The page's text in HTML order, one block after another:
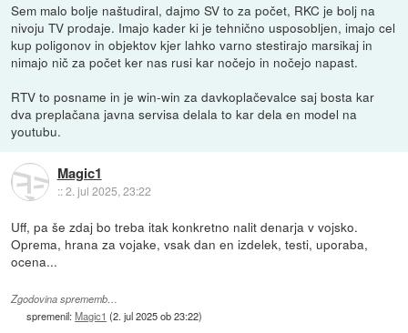
Sem malo bolje naštudiral, dajmo SV to za počet, RKC je bolj na
nivoju TV prodaje. Imajo kader ki je tehnično usposobljen, imajo cel
kup poligonov in objektov kjer lahko varno stestirajo marsikaj in
nimajo nič za počet ker nas rusi kar nočejo in nočejo napast.
RTV to posname in je win-win za davkoplačevalce saj bosta kar
dva preplačana javna servisa delala to kar dela en model na
youtubu.
Magic1
::2. jul 2025, 23:22
Uff, pa še zdaj bo treba itak konkretno nalit denarja v vojsko.
Oprema, hrana za vojake, vsak dan en izdelek, testi, uporaba,
ocena...
Zgodovina sprememb…
spremenil:Magic1 (2. jul 2025 ob 23:22)